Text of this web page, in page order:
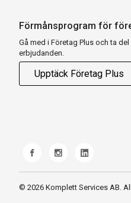
Förmånsprogram för
Gå med i Företag Plus och ta
erbjudanden.
Upptäck Företag Plus
© 2026 Komplett Services AB.